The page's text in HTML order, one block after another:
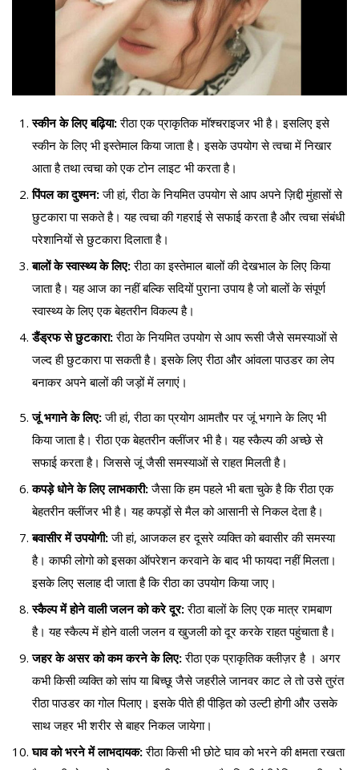
स्कीन के लिए बढ़िया:रीठा एक प्राकृतिक मॉश्चराइजर भी है। इसलिए इसे
स्कीन के लिए भी इस्तेमाल किया जाता है। इसके उपयोग से त्वचा में निखार
आता है तथा त्वचा को एक टोन लाइट भी करता है।
पिंपल का दुश्मन:जी हां, रीठा के नियमित उपयोग से आप अपने ज़िद्दी मुंहासों से
छुटकारा पा सकते है। यह त्वचा की गहराई से सफाई करता है और त्वचा संबंधी
परेशानियों से छुटकारा दिलाता है।
बालों के स्वास्थ्य के लिए:रीठा का इस्तेमाल बालों की देखभाल के लिए किया
जाता है। यह आज का नहीं बल्कि सदियों पुराना उपाय है जो बालों के संपूर्ण
स्वास्थ्य के लिए एक बेहतरीन विकल्प है।
डैंड्रफ से छुटकारा:रीठा के नियमित उपयोग से आप रूसी जैसे समस्याओं से
जल्द ही छुटकारा पा सकती है। इसके लिए रीठा और आंवला पाउडर का लेप
बनाकर अपने बालों की जड़ों में लगाएं।
जूं भगाने के लिए:जी हां, रीठा का प्रयोग आमतौर पर जूं भगाने के लिए भी
किया जाता है। रीठा एक बेहतरीन क्लींजर भी है। यह स्कैल्प की अच्छे से
सफाई करता है। जिससे जूं जैसी समस्याओं से राहत मिलती है।
कपड़े धोने के लिए लाभकारी:जैसा कि हम पहले भी बता चुके है कि रीठा एक
बेहतरीन क्लींजर भी है। यह कपड़ों से मैल को आसानी से निकल देता है।
बवासीर में उपयोगी:जी हां, आजकल हर दूसरे व्यक्ति को बवासीर की समस्या
है। काफी लोगो को इसका ऑपरेशन करवाने के बाद भी फायदा नहीं मिलता।
इसके लिए सलाह दी जाता है कि रीठा का उपयोग किया जाए।
स्कैल्प में होने वाली जलन को करे दूर:रीठा बालों के लिए एक मात्र रामबाण
है। यह स्कैल्प में होने वाली जलन व खुजली को दूर करके राहत पहुंचाता है।
जहर के असर को कम करने के लिए:रीठा एक प्राकृतिक क्लीज़र है । अगर
कभी किसी व्यक्ति को सांप या बिच्छू जैसे जहरीले जानवर काट ले तो उसे तुरंत
रीठा पाउडर का गोल पिलाए। इसके पीते ही पीड़ित को उल्टी होगी और उसके
साथ जहर भी शरीर से बाहर निकल जायेगा।
घाव को भरने में लाभदायक:रीठा किसी भी छोटे घाव को भरने की क्षमता रखता